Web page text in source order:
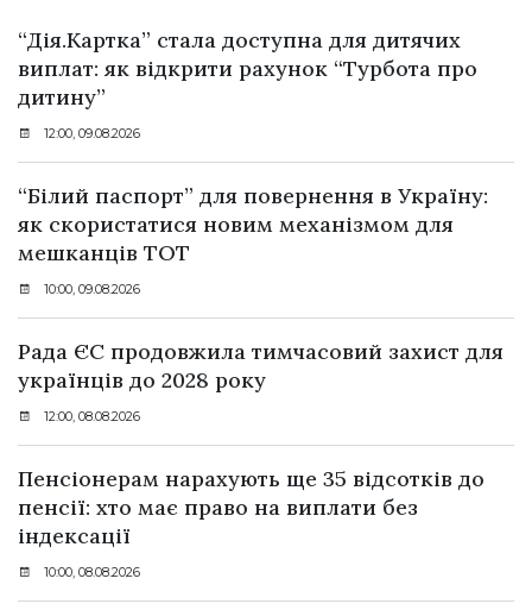
“Дія.Картка” стала доступна для дитячих
виплат: як відкрити рахунок “Турбота про
дитину”
12:00, 09.08.2026
“Білий паспорт” для повернення в Україну:
як скористатися новим механізмом для
мешканців ТОТ
10:00, 09.08.2026
Рада ЄС продовжила тимчасовий захист для
українців до 2028 року
12:00, 08.08.2026
Пенсіонерам нарахують ще 35 відсотків до
пенсії: хто має право на виплати без
індексації
10:00, 08.08.2026